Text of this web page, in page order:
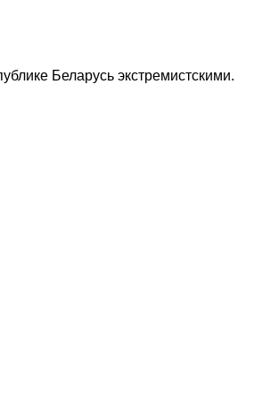
Беларусь экстремистскими.